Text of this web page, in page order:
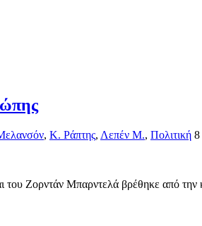
, Κ. Ράπτης, Λεπέν Μ., Πολιτική 8
του Ζορντάν Μπαρντελά βρέθηκε από την